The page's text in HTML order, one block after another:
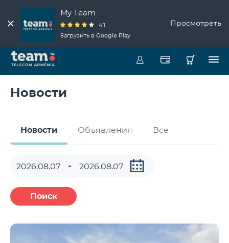
My Team
4.1
Загрузить в Google Play
Просмотреть
Новости
Новости Объявления Все
Поиск